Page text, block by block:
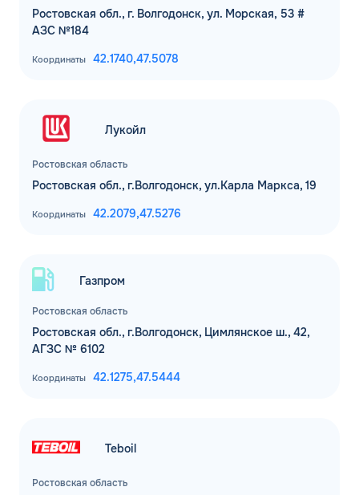
Ростовская обл., г. Волгодонск, ул. Морская, 53 #
АЗС №184
Координаты 42.1740,47.5078
Ростовская область
Лукойл
Ростовская обл., г.Волгодонск, ул.Карла Маркса, 19
Координаты 42.2079,47.5276
Ростовская область
Газпром
Ростовская обл., г.Волгодонск, Цимлянское ш., 42,
АГЗС № 6102
Координаты 42.1275,47.5444
Ростовская область
Teboil
Для юр. лиц и ИП
Заполняя форму, я
ОК